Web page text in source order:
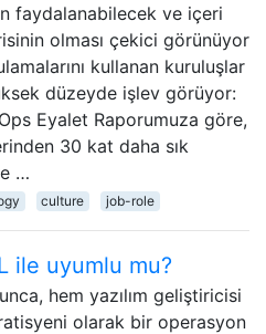
faydalanabilecek ve içeri
olması çekici görünüyor
kullanan kuruluşlar
düzeyde işlev görüyor:
Eyalet Raporumuza göre,
30 kat daha sık
…
culture job-role
ile uyumlu mu?
hem yazılım geliştiricisi
olarak bir operasyon